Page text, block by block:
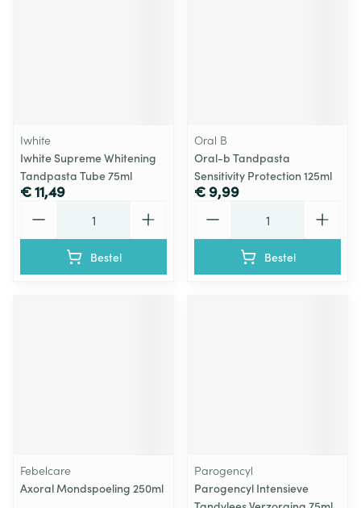
Iwhite
Iwhite Supreme Whitening
Tandpasta Tube 75ml
€ 11,49
Bestel
Oral B
Oral-b Tandpasta
Sensitivity Protection 125ml
€ 9,99
Bestel
Febelcare
Axoral Mondspoeling 250ml
Parogencyl
Parogencyl Intensieve